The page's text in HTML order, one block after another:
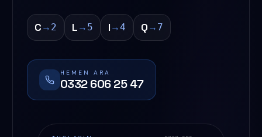
C→ 2 L→ 5 I→4 Q→ 7
HEMEN ARA
0332 606 25 47